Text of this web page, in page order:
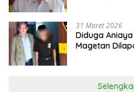
31 Maret 2026
Diduga
Magetan